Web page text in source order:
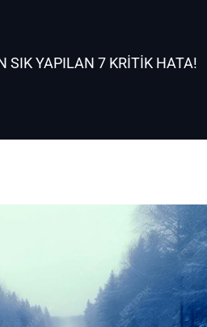
SIK YAPILAN 7 KRITIK HATA!